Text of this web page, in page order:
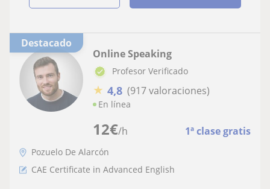
Destacado
12€/h 1ª clase gratis
Online Speaking
Profesor Verificado
★ 4,8 (917 valoraciones)
En línea
Pozuelo De Alarcón
CAE Certificate in Advanced English